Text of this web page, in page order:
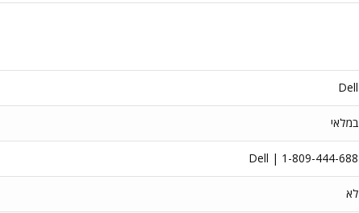
Dell
במלאי
Dell | 1-809-444-688
לא